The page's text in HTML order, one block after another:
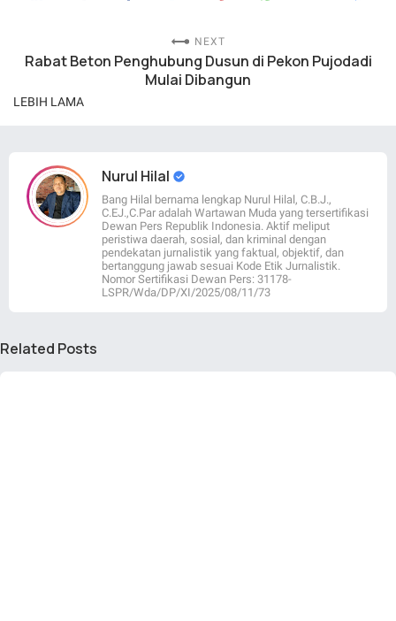
NEXT
Rabat Beton Penghubung Dusun di Pekon Pujodadi
Mulai Dibangun
LEBIH LAMA
Nurul Hilal
Bang Hilal bernama lengkap Nurul Hilal, C.B.J.,
C.EJ.,C.Par adalah Wartawan Muda yang tersertifikasi
Dewan Pers Republik Indonesia. Aktif meliput
peristiwa daerah, sosial, dan kriminal dengan
pendekatan jurnalistik yang faktual, objektif, dan
bertanggung jawab sesuai Kode Etik Jurnalistik.
Nomor Sertifikasi Dewan Pers: 31178-
LSPR/Wda/DP/XI/2025/08/11/73
Related Posts